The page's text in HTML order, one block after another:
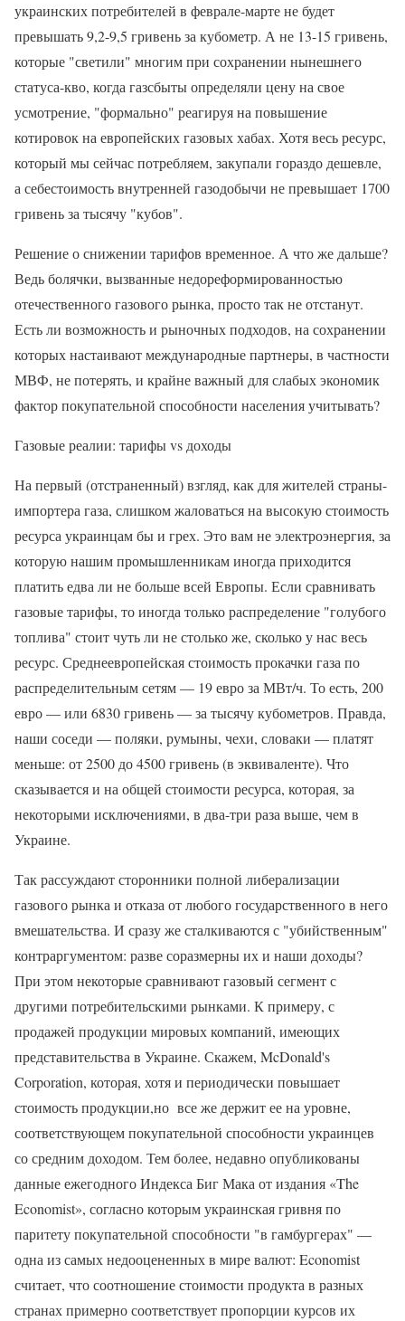
украинских потребителей в феврале-марте не будет
превышать 9,2-9,5 гривень за кубометр. А не 13-15 гривень,
которые "светили" многим при сохранении нынешнего
статуса-кво, когда газсбыты определяли цену на свое
усмотрение, "формально" реагируя на повышение
котировок на европейских газовых хабах. Хотя весь ресурс,
который мы сейчас потребляем, закупали гораздо дешевле,
а себестоимость внутренней газодобычи не превышает 1700
гривень за тысячу "кубов".
Решение о снижении тарифов временное. А что же дальше?
Ведь болячки, вызванные недореформированностью
отечественного газового рынка, просто так не отстанут.
Есть ли возможность и рыночных подходов, на сохранении
которых настаивают международные партнеры, в частности
МВФ, не потерять, и крайне важный для слабых экономик
фактор покупательной способности населения учитывать?
Газовые реалии: тарифы vs доходы
На первый (отстраненный) взгляд, как для жителей страны-
импортера газа, слишком жаловаться на высокую стоимость
ресурса украинцам бы и грех. Это вам не электроэнергия, за
которую нашим промышленникам иногда приходится
платить едва ли не больше всей Европы. Если сравнивать
газовые тарифы, то иногда только распределение "голубого
топлива" стоит чуть ли не столько же, сколько у нас весь
ресурс. Среднеевропейская стоимость прокачки газа по
распределительным сетям — 19 евро за МВт/ч. То есть, 200
евро — или 6830 гривень — за тысячу кубометров. Правда,
наши соседи — поляки, румыны, чехи, словаки — платят
меньше: от 2500 до 4500 гривень (в эквиваленте). Что
сказывается и на общей стоимости ресурса, которая, за
некоторыми исключениями, в два-три раза выше, чем в
Украине.
Так рассуждают сторонники полной либерализации
газового рынка и отказа от любого государственного в него
вмешательства. И сразу же сталкиваются с "убийственным"
контраргументом: разве соразмерны их и наши доходы?
При этом некоторые сравнивают газовый сегмент с
другими потребительскими рынками. К примеру, с
продажей продукции мировых компаний, имеющих
представительства в Украине. Скажем, McDonald's
Corporation, которая, хотя и периодически повышает
стоимость продукции,но все же держит ее на уровне,
соответствующем покупательной способности украинцев
со средним доходом. Тем более, недавно опубликованы
данные ежегодного Индекса Биг Мака от издания «The
Economist», согласно которым украинская гривня по
паритету покупательной способности "в гамбургерах" —
одна из самых недооцененных в мире валют: Economist
считает, что соотношение стоимости продукта в разных
странах примерно соответствует пропорции курсов их